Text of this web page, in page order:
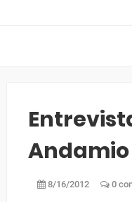
8/16/2012 0